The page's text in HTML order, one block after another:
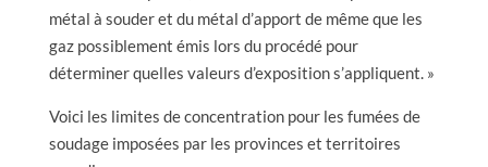
métal à souder et du métal d’apport de même que les
gaz possiblement émis lors du procédé pour
déterminer quelles valeurs d’exposition s’appliquent. »
Voici les limites de concentration pour les fumées de
soudage imposées par les provinces et territoires